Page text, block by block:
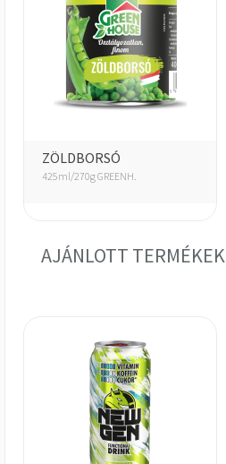
ZÖLDBORSÓ
425ml/270g GREENH.
AJÁNLOTT TERMÉKEK